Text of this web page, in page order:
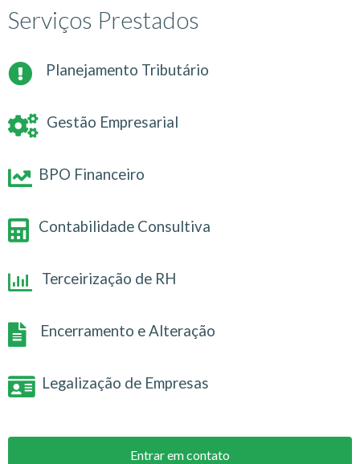
Serviços Prestados
Planejamento Tributário
Gestão Empresarial
BPO Financeiro
Contabilidade Consultiva
Terceirização de RH
Encerramento e Alteração
Legalização de Empresas
Entrar em contato